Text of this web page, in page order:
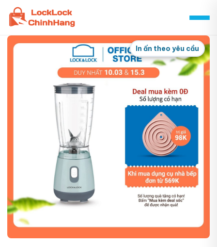
Skip
content
In ấn theo yêu cầu